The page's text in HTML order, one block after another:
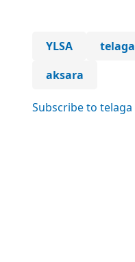
YLSA telaga
aksara
Subscribe to telaga